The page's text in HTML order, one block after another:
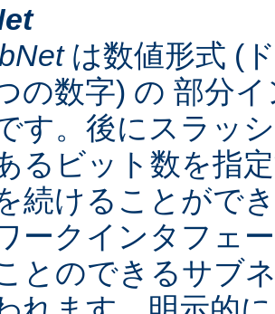
は数値形式 (
の数字) の 部分
す。後にスラッ
るビット数を指
続けることがで
ークインタフェ
とのできるサブ